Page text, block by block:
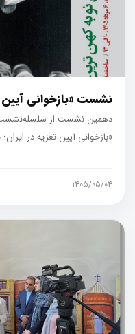
نشست «بازخوانی آیین
دهمین نشست از
«بازخوانی آیین تعزیه در
۱۴۰۵/۰۵/۰۴